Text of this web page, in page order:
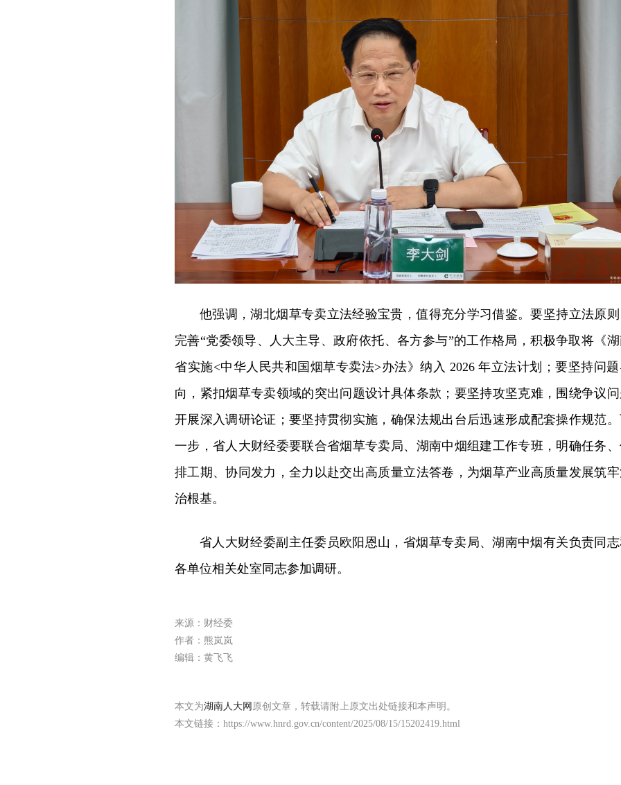
他强调，湖北烟草专卖立法经验宝贵，值得充分学习借鉴。要坚持立法原
完善“党委领导、人大主导、政府依托、各方参与”的工作格局，积极争取将《
省实施<中华人民共和国烟草专卖法>办法》纳入 2026 年立法计划；要坚持问
向，紧扣烟草专卖领域的突出问题设计具体条款；要坚持攻坚克难，围绕争议
开展深入调研论证；要坚持贯彻实施，确保法规出台后迅速形成配套操作规范
一步，省人大财经委要联合省烟草专卖局、湖南中烟组建工作专班，明确任务
排工期、协同发力，全力以赴交出高质量立法答卷，为烟草产业高质量发展筑
治根基。
省人大财经委副主任委员欧阳恩山，省烟草专卖局、湖南中烟有关负责同
各单位相关处室同志参加调研。
来源：财经委
作者：熊岚岚
编辑：黄飞飞
本文为湖南人大网 原创文章，转载请附上原文出处链接和本声明。
本文链接： https://www.hnrd.gov.cn/content/2025/08/15/15202419.html